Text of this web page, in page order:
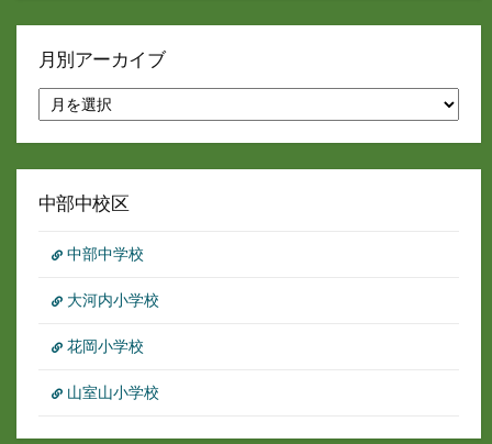
月別アーカイブ
別
ア
イ
中部中校区
中部中学校
大河内小学校
花岡小学校
山室山小学校